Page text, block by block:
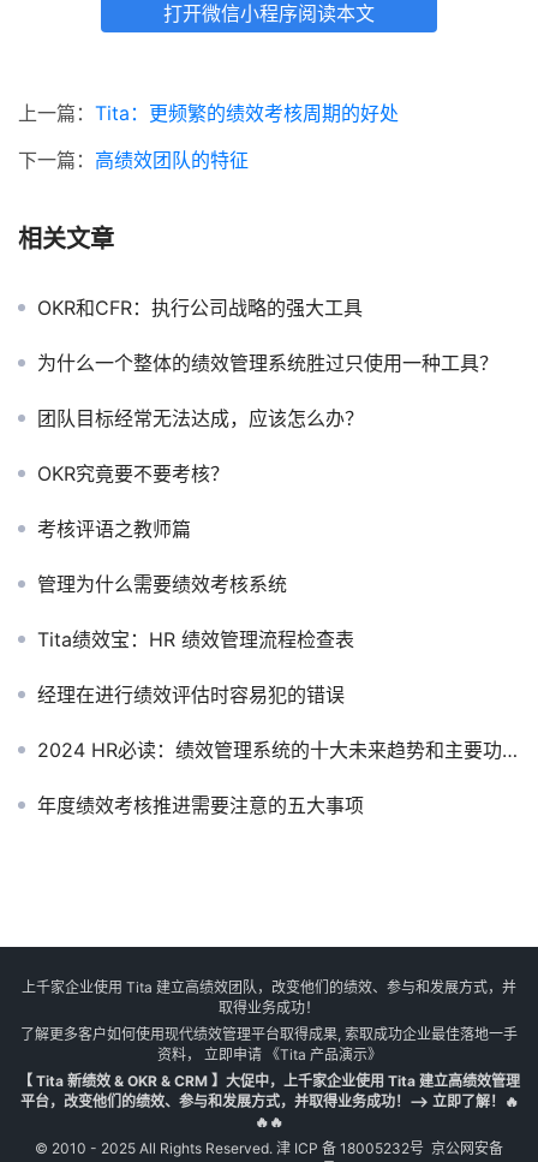
打开微信小程序阅读本文
上一篇： Tita：更频繁的绩效考核周期的好处
下一篇： 高绩效团队的特征
相关文章
OKR和CFR：执行公司战略的强大工具
为什么一个整体的绩效管理系统胜过只使用一种工具？
团队目标经常无法达成，应该怎么办？
OKR究竟要不要考核？
考核评语之教师篇
管理为什么需要绩效考核系统
Tita绩效宝：HR 绩效管理流程检查表
经理在进行绩效评估时容易犯的错误
2024 HR必读：绩效管理系统的十大未来趋势和主要功能🔥🔥🔥
年度绩效考核推进需要注意的五大事项
上千家企业使用 Tita 建立高绩效团队，改变他们的绩效、参与和发展方式，并
取得业务成功！
了解更多客户如何使用现代绩效管理平台取得成果, 索取成功企业最佳落地一手
资料， 立即申请《Tita 产品演示》
【 Tita 新绩效 & OKR & CRM 】大促中，上千家企业使用 Tita 建立高绩效管理
平台，改变他们的绩效、参与和发展方式，并取得业务成功！--> 立即了解！🔥
🔥🔥
© 2010 - 2025 All Rights Reserved. 津 ICP 备 18005232号 京公网安备